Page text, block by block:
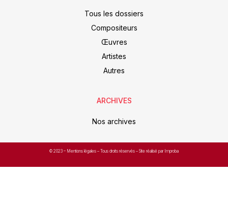
Tous les dossiers
Compositeurs
Œuvres
Artistes
Autres
ARCHIVES
Nos archives
© 2023 – Mentions légales – Tous droits réservés – Site réalisé par Improba